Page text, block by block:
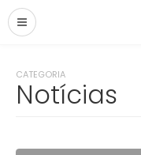
CATEGORIA
Notícias